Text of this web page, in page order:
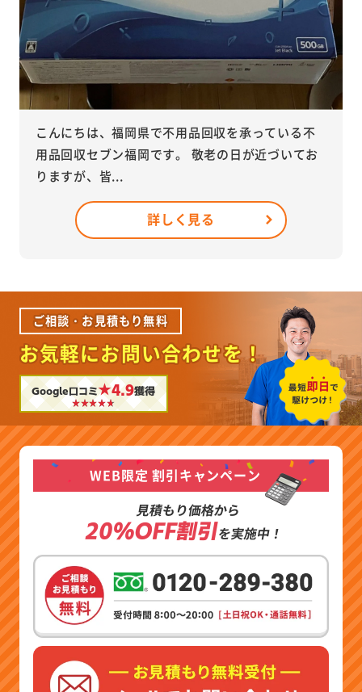
こんにちは、福岡県で不用品回収を承っている不
用品回収セブン福岡です。 敬老の日が近づいてお
りますが、皆...
詳しく見る
ご相談・お見積もり無料
お気軽にお問い合わせを！
Google口コミ★4.9獲得
WEB限定 割引キャンペーン
見積もり価格から
20%OFF割引を実施中！